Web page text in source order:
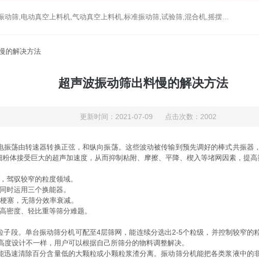
,电动真空上料机,气动真空上料机,标准振动筛,试验筛,混合机,摇摆筛，检验筛
的解决方法
超声波振动筛出料慢的解决方法
更新时间：2021-07-09 点击次数：2002
荡由转速器转换正弦，和纵向振荡。这些波动被传输到预先调好的棒式共振
体接受巨大的超声加速度，从而抑制粘附、摩擦、平降、楔入等堵网因素，提高
驭较窄的粒度领域。
运用三个换能器。
，无筛分效率衰减。
度、轻比重等筛分难题。
。单台振动筛分机可配至4层筛网，能连续分选出2-5个粒级，并控制较窄的
设计不一样，用户可以根据自己所筛分的物料调整解决。
清除百分含量低的大颗粒或小颗粒浆渣分离。振动筛分机能把各类浆液中的